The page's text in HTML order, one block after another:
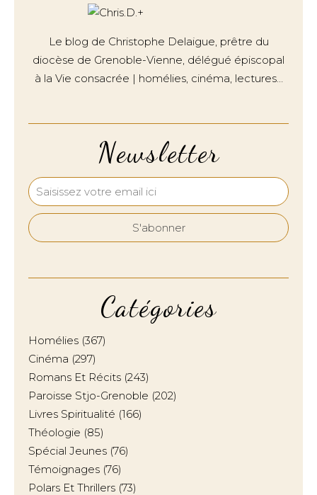
Newsletter
Catégories
Homélies (367)
Cinéma (297)
Romans Et Récits (243)
Paroisse Stjo-Grenoble (202)
Livres Spiritualité (166)
Théologie (85)
Spécial Jeunes (76)
Témoignages (76)
Polars Et Thrillers (73)
Le blog de Christophe Delaigue, prêtre du
diocèse de Grenoble-Vienne, délégué épiscopal
à la Vie consacrée | homélies, cinéma, lectures…